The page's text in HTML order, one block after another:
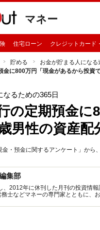
マネー
住宅ローン クレジットカード
貯める お金が貯まる人になる
金に800万円「現金があるから投資
なるための365日
の定期預金に
男性の資産配
・預金に関するアンケート」から
集部
、2012年に休刊した月刊の投資情
士などマネーの専門家とともに、